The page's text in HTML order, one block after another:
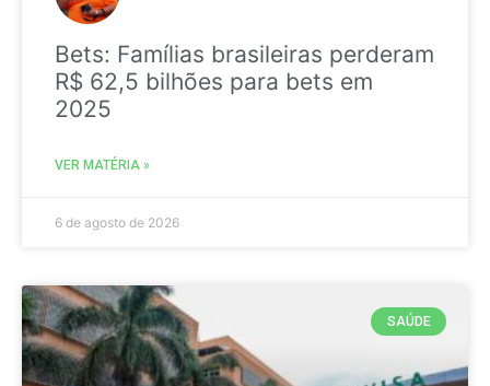
Bets: Famílias brasileiras perderam
R$ 62,5 bilhões para bets em
2025
VER MATÉRIA »
6 de agosto de 2026
SAÚDE